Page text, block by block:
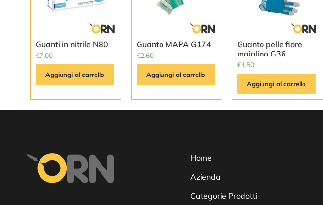
Guanti in nitrile N80
€7.00
Aggiungi al carrello
Guanto MAPA G174
€2.60
Aggiungi al carrello
Guanto pelle fiore
maialino G36
€4.50
Aggiungi al carrello
Home
Azienda
Categorie Prodotti